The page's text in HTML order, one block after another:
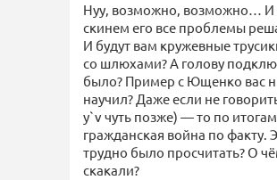
Нуу, возможно, возможно… И
скинем его все проблемы
И будут вам кружевные
со шлюхами? А голову
было? Пример с Ющенко вас
научил? Даже если не
y`v чуть позже) — то по
гражданская война по факту.
трудно было просчитать? О
скакали?